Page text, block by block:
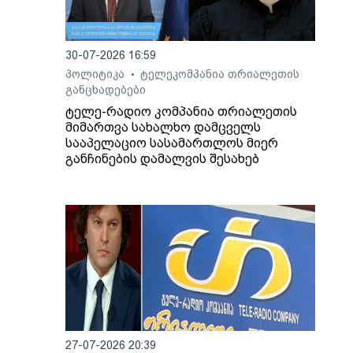
30-07-2026 16:59
პოლიტიკა
•
ტელეკომპანია თრიალეთის
განცხადებები
ტელე-რადიო კომპანია თრიალეთის
მიმართვა სახალხო დამცველს
სააპელაციო სასამართლოს მიერ
განჩინების დამალვის შესახებ
27-07-2026 20:39